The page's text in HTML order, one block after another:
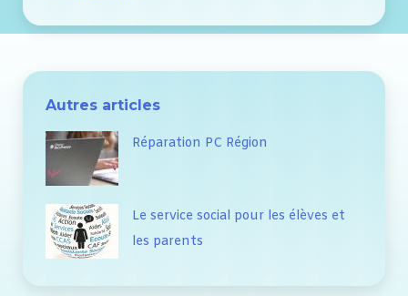
Autres articles
Réparation PC Région
Le service social pour les élèves et
les parents